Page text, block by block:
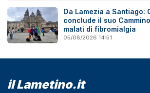
Da Lamezia a Santiago:
conclude il suo
malati di fibromialgia
05/08/2026 14:51
il Lametino.it